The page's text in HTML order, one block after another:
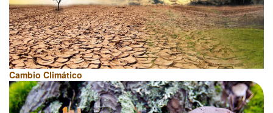
Cambio Climático